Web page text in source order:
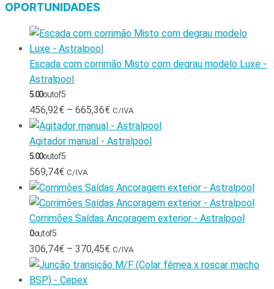
OPORTUNIDADES
Escada com corrimão Misto com degrau modelo Luxe -
Astralpool
5.00out of 5
456,92€ – 665,36€ C/IVA
Agitador manual - Astralpool
5.00out of 5
569,74€ C/IVA
Corrimões Saídas Ancoragem exterior - Astralpool
0out of 5
306,74€ – 370,45€ C/IVA